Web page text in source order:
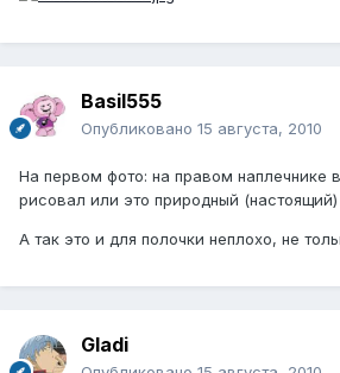
Basil555
Опубликовано 15 августа, 2010
На первом фото: на правом наплечнике
рисовал или это природный
А так это и для полочки неплохо, не
Gladi